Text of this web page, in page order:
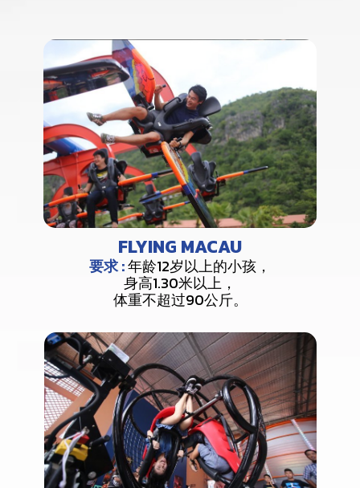
FLYING MACAU
要求 :年龄12岁以上的小孩，
身高1.30米以上，
体重不超过90公斤。